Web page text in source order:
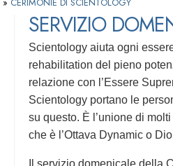
SERVIZIO
Scientology aiuta ogni
rehabilitation del pieno
relazione con l’Essere
Scientology portano le
su questo. È l’unione di
che è l’Ottava Dynamic o
Il servizio domenicale della